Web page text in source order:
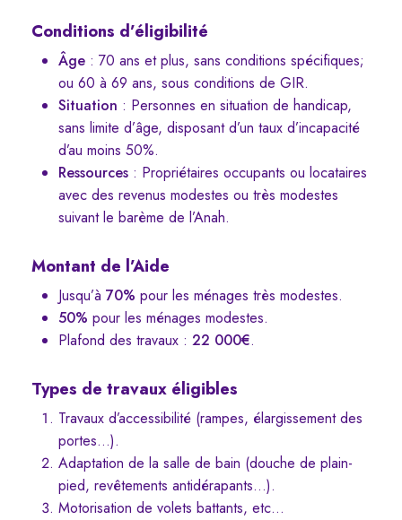
Conditions d’éligibilité
Âge: 70 ans et plus, sans conditions spécifiques;
ou 60 à 69 ans, sous conditions de GIR.
Situation : Personnes en situation de handicap,
sans limite d’âge, disposant d’un taux d’incapacité
d’au moins 50%.
Ressources: Propriétaires occupants ou locataires
avec des revenus modestes ou très modestes
suivant le barème de l’Anah.
Montant de l’Aide
Jusqu’à 70% pour les ménages très modestes.
50% pour les ménages modestes.
Plafond des travaux : 22 000€.
Types de travaux éligibles
Travaux d’accessibilité (rampes, élargissement des
portes…).
Adaptation de la salle de bain (douche de plain-
pied, revêtements antidérapants…).
Motorisation de volets battants, etc…